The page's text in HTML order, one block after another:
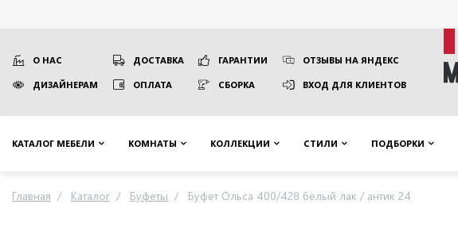
О НАС ДОСТАВКА ГАРАНТИИ ОТЗЫВЫ НА ЯНДЕКС
ДИЗАЙНЕРАМ ОПЛАТА СБОРКА ВХОД ДЛЯ КЛИЕНТОВ
КАТАЛОГ МЕБЕЛИ КОМНАТЫ КОЛЛЕКЦИИ СТИЛИ ПОДБОРКИ
Главная Каталог Буфеты Буфет Ольса 400/428 белый лак / антик 24